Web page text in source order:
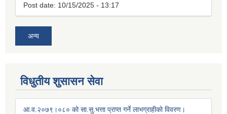
Post date: 10/15/2025 - 13:17
अन्य
विधुतीय शुसासन सेवा
आ.व.२०७९।०८० को सा.सु.भत्ता प्राप्त गर्ने लाभग्राहीको विवरण।